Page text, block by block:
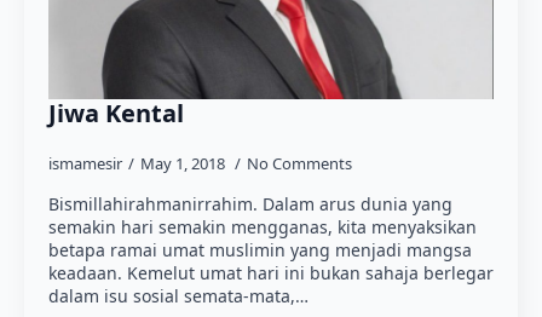
Jiwa Kental
ismamesir May 1, 2018 No Comments
Bismillahirahmanirrahim. Dalam arus dunia yang
semakin hari semakin mengganas, kita menyaksikan
betapa ramai umat muslimin yang menjadi mangsa
keadaan. Kemelut umat hari ini bukan sahaja berlegar
dalam isu sosial semata-mata,…